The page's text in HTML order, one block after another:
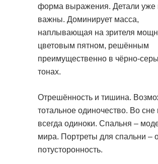
форма выражения. Детали уже
важны. Доминирует масса,
наплывающая на зрителя
цветовым пятном, решённым
преимущественно в чёрно-
тонах.
Отрешённость и тишина.
тотальное одиночество. Во
всегда одиноки. Спальня –
мира. Портреты для спальни –
потусторонность.